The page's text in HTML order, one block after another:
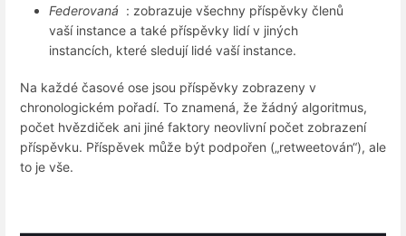
Federovaná : zobrazuje všechny příspěvky členů
vaší instance a také příspěvky lidí v jiných
instancích, které sledují lidé vaší instance.
Na každé časové ose jsou příspěvky zobrazeny v
chronologickém pořadí. To znamená, že žádný algoritmus,
počet hvězdiček ani jiné faktory neovlivní počet zobrazení
příspěvku. Příspěvek může být podpořen („retweetován“), ale
to je vše.